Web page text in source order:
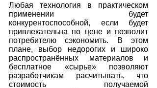
Любая технология в практическом
применении будет
конкурентоспособной, если будет
привлекательна по цене и позволит
потребителю сэкономить. В этом
плане, выбор недорогих и широко
распространённых материалов и
бесплатное «сырье» позволяют
разработчикам расчитывать, что
стоимость получаемой